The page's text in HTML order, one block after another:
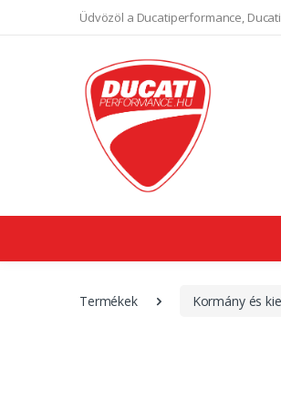
Üdvözöl a Ducatiperformance,
Termékek Kormány és